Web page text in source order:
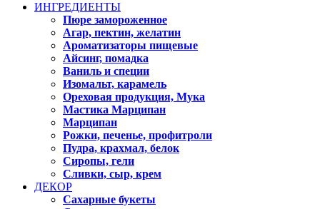
ИНГРЕДИЕНТЫ
Пюре замороженное
Агар, пектин, желатин
Ароматизаторы пищевые
Айсинг, помадка
Ваниль и специи
Изомальт, карамель
Ореховая продукция, Мука
Мастика Марципан
Марципан
Рожки, печенье, профитроли
Пудра, крахмал, белок
Сиропы, гели
Сливки, сыр, крем
ДЕКОР
Сахарные букеты